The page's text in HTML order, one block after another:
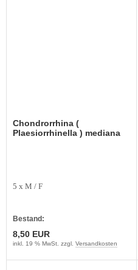
Chondrorrhina (
Plaesiorrhinella ) mediana
5 x M / F
Bestand:
8,50 EUR
inkl. 19 % MwSt. zzgl. Versandkosten